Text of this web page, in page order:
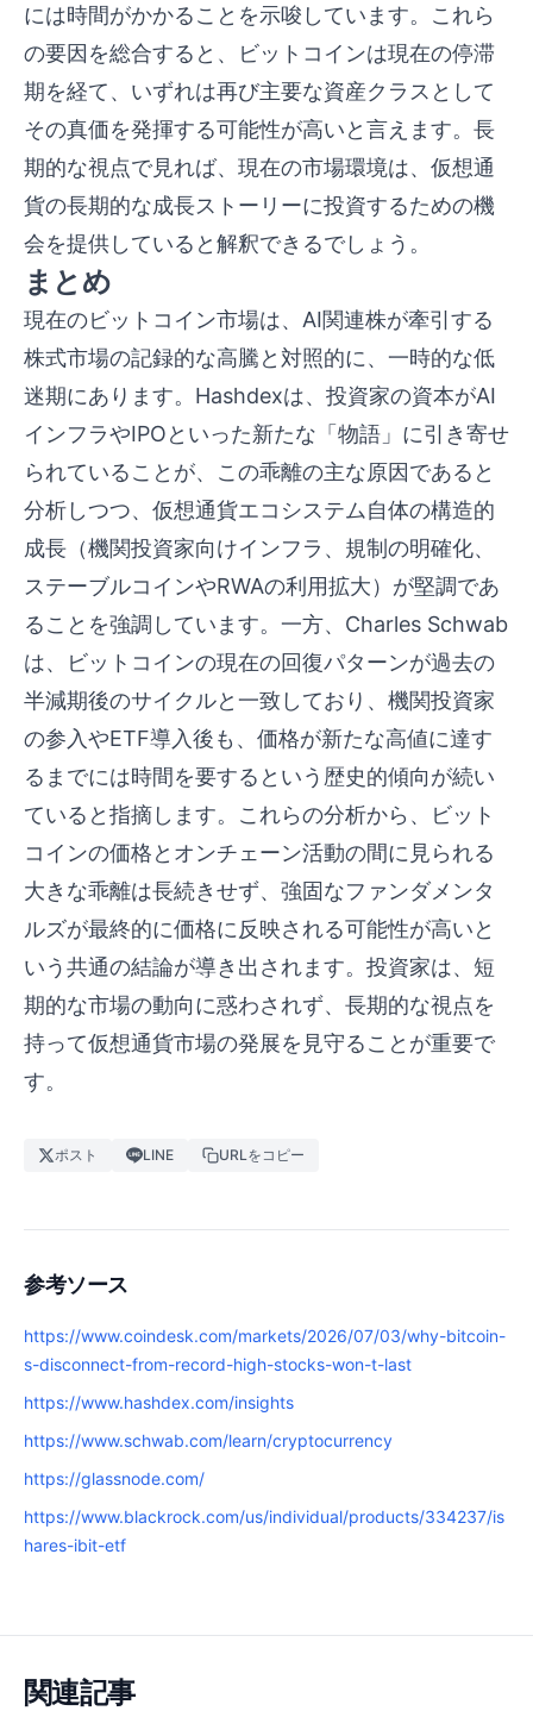
には時間がかかることを示唆しています。これら
の要因を総合すると、ビットコインは現在の停滞
期を経て、いずれは再び主要な資産クラスとして
その真価を発揮する可能性が高いと言えます。長
期的な視点で見れば、現在の市場環境は、仮想通
貨の長期的な成長ストーリーに投資するための機
会を提供していると解釈できるでしょう。
まとめ
現在のビットコイン市場は、AI関連株が牽引する
株式市場の記録的な高騰と対照的に、一時的な低
迷期にあります。Hashdexは、投資家の資本がAI
インフラやIPOといった新たな「物語」に引き寄せ
られていることが、この乖離の主な原因であると
分析しつつ、仮想通貨エコシステム自体の構造的
成長（機関投資家向けインフラ、規制の明確化、
ステーブルコインやRWAの利用拡大）が堅調であ
ることを強調しています。一方、Charles Schwab
は、ビットコインの現在の回復パターンが過去の
半減期後のサイクルと一致しており、機関投資家
の参入やETF導入後も、価格が新たな高値に達す
るまでには時間を要するという歴史的傾向が続い
ていると指摘します。これらの分析から、ビット
コインの価格とオンチェーン活動の間に見られる
大きな乖離は長続きせず、強固なファンダメンタ
ルズが最終的に価格に反映される可能性が高いと
いう共通の結論が導き出されます。投資家は、短
期的な市場の動向に惑わされず、長期的な視点を
持って仮想通貨市場の発展を見守ることが重要で
す。
ポスト LINE URLをコピー
参考ソース
https://www.coindesk.com/markets/2026/07/03/why-bitcoin-
s-disconnect-from-record-high-stocks-won-t-last
https://www.hashdex.com/insights
https://www.schwab.com/learn/cryptocurrency
https://glassnode.com/
https://www.blackrock.com/us/individual/products/334237/is
hares-ibit-etf
関連記事